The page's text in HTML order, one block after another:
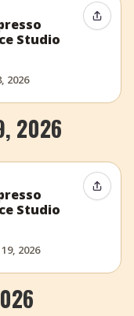
Studio
2026
2026
Studio
2026